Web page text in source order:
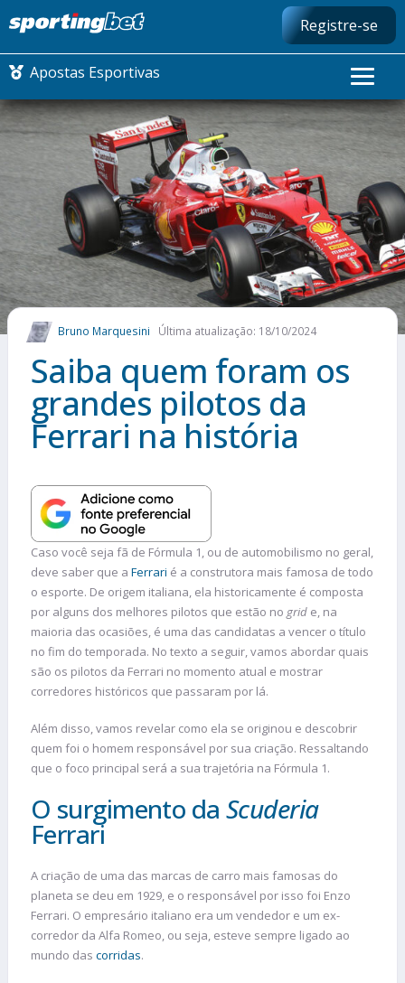
Registre-se
Apostas Esportivas
CONMEBOL LIBERTADORES
FUTEBOL NACIONAL
FUTEBOL INTERNACIONAL
COMO APOSTAR
MAIS ESPORTES
Bruno Marquesini Última atualização: 18/10/2024
Saiba quem foram os
grandes pilotos da
Ferrari na história
Caso você seja fã de Fórmula 1, ou de automobilismo no geral,
deve saber que a Ferrari é a construtora mais famosa de todo
o esporte. De origem italiana, ela historicamente é composta
por alguns dos melhores pilotos que estão no grid e, na
maioria das ocasiões, é uma das candidatas a vencer o título
no fim do temporada. No texto a seguir, vamos abordar quais
são os pilotos da Ferrari no momento atual e mostrar
corredores históricos que passaram por lá.
Além disso, vamos revelar como ela se originou e descobrir
quem foi o homem responsável por sua criação. Ressaltando
que o foco principal será a sua trajetória na Fórmula 1.
O surgimento daScuderia
Ferrari
A criação de uma das marcas de carro mais famosas do
planeta se deu em 1929, e o responsável por isso foi Enzo
Ferrari. O empresário italiano era um vendedor e um ex-
corredor da Alfa Romeo, ou seja, esteve sempre ligado ao
mundo das corridas.